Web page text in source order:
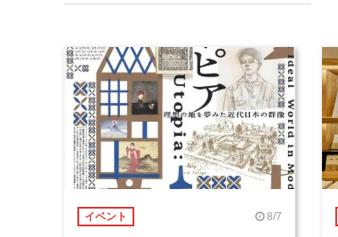
イベント 8/7